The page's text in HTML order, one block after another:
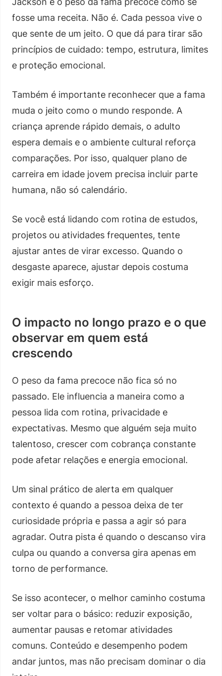
fosse uma receita. Não é. Cada pessoa vive o
que sente de um jeito. O que dá para tirar são
princípios de cuidado: tempo, estrutura, limites
e proteção emocional.
Também é importante reconhecer que a fama
muda o jeito como o mundo responde. A
criança aprende rápido demais, o adulto
espera demais e o ambiente cultural reforça
comparações. Por isso, qualquer plano de
carreira em idade jovem precisa incluir parte
humana, não só calendário.
Se você está lidando com rotina de estudos,
projetos ou atividades frequentes, tente
ajustar antes de virar excesso. Quando o
desgaste aparece, ajustar depois costuma
exigir mais esforço.
O impacto no longo prazo e o que
observar em quem está
crescendo
O peso da fama precoce não fica só no
passado. Ele influencia a maneira como a
pessoa lida com rotina, privacidade e
expectativas. Mesmo que alguém seja muito
talentoso, crescer com cobrança constante
pode afetar relações e energia emocional.
Um sinal prático de alerta em qualquer
contexto é quando a pessoa deixa de ter
curiosidade própria e passa a agir só para
agradar. Outra pista é quando o descanso vira
culpa ou quando a conversa gira apenas em
torno de performance.
Se isso acontecer, o melhor caminho costuma
ser voltar para o básico: reduzir exposição,
aumentar pausas e retomar atividades
comuns. Conteúdo e desempenho podem
andar juntos, mas não precisam dominar o dia